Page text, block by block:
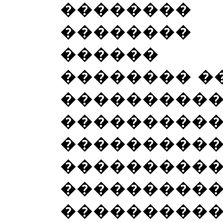
������
��������